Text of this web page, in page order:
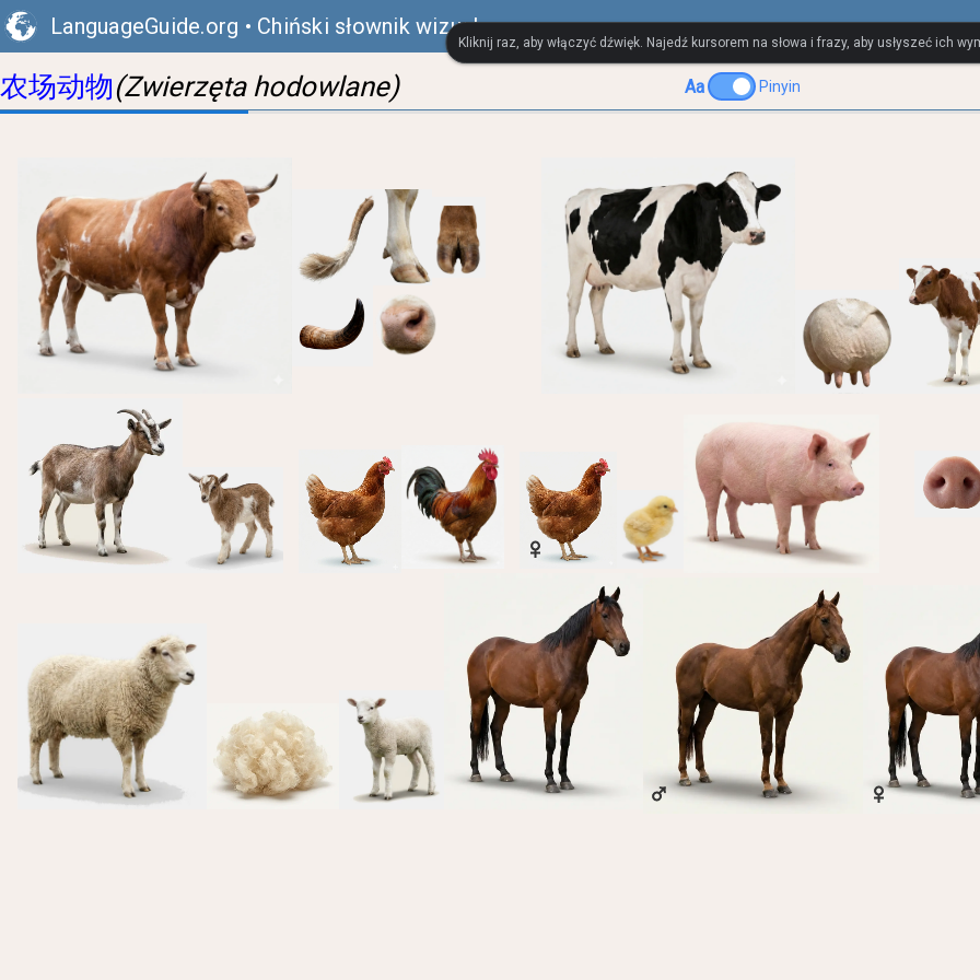
LanguageGuide.org • Chiński słownik wizualny
农场动物(Zwierzęta hodowlane) Aa Pinyin
Kliknij raz, aby włączyć dźwięk. Najedź kursorem na słowa i frazy, aby usłyszeć ich
♀
♂ ♀